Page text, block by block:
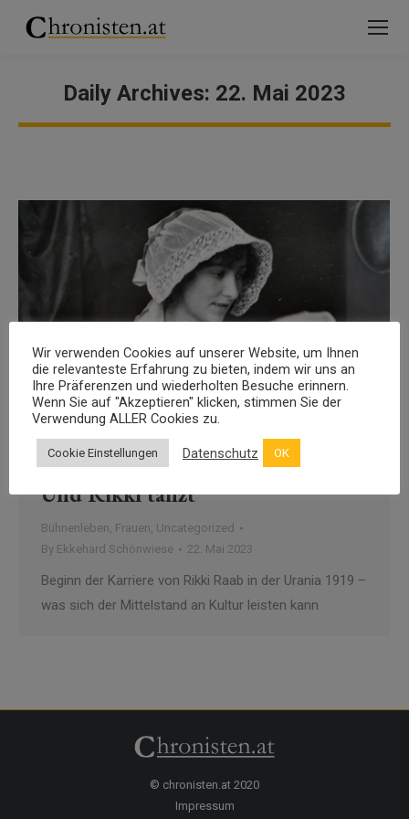
Daily Archives: 22. Mai 2023
You are here:
Und Rikki tanzt
Bühnenleben, Frauen, Uncategorized
By Ekkehard Schönwiese 22. Mai 2023
Beginn der Karriere von Rikki Raab in der Urania 1919 –
was sich der Mittelstand an Kultur leisten kann
© chronisten.at 2020
Impressum
Wir verwenden Cookies auf unserer Website, um Ihnen
die relevanteste Erfahrung zu bieten, indem wir uns an
Ihre Präferenzen und wiederholten Besuche erinnern.
Wenn Sie auf "Akzeptieren" klicken, stimmen Sie der
Verwendung ALLER Cookies zu.
Cookie Einstellungen Datenschutz OK